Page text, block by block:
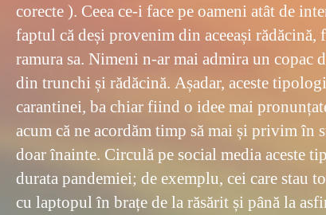
corecte ). Ceea ce-i face pe oameni atât de
faptul că deși provenim din aceeași rădăcină,
ramura sa. Nimeni n-ar mai admira un copac
din trunchi și rădăcină. Așadar, aceste
carantinei, ba chiar fiind o idee mai
acum că ne acordăm timp să mai și privim în
doar înainte. Circulă pe social media aceste
durata pandemiei; de exemplu, cei care stau
cu laptopul în brațe de la răsărit și până la